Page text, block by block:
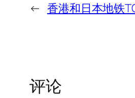
← 香港和日本地铁
评论